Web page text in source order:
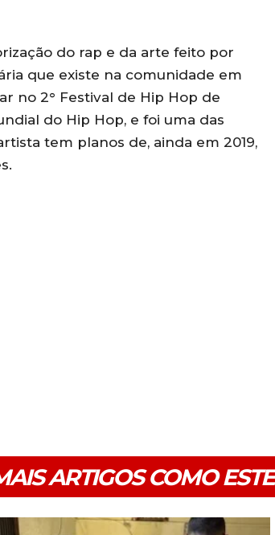
do rap e da arte feito por
que existe na comunidade em
no 2° Festival de Hip Hop de
do Hip Hop, e foi uma das
tem planos de, ainda em 2019,
ARTIGOS COMO ESTE